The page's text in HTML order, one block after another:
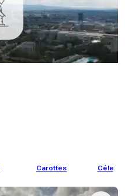
Carottes Céleri-